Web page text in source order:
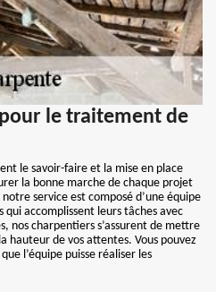
le traitement de
le savoir-faire et la mise en place
la bonne marche de chaque projet
service est composé d’une équipe
accomplissent leurs tâches avec
nos charpentiers s’assurent de mettre
hauteur de vos attentes. Vous pouvez
l’équipe puisse réaliser les